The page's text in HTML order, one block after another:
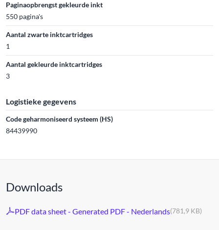
Paginaopbrengst gekleurde inkt
550 pagina's
Aantal zwarte inktcartridges
1
Aantal gekleurde inktcartridges
3
Logistieke gegevens
Code geharmoniseerd systeem (HS)
84439990
Downloads
PDF data sheet - Generated PDF - Nederlands(781,9 KB)